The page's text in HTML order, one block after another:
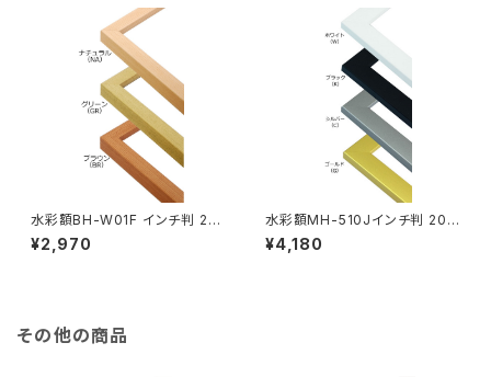
水彩額BH-W01F インチ判 20
3×254ミリ
¥2,970
水彩額MH-510Jインチ判 203
×254ミリ
¥4,180
その他の商品